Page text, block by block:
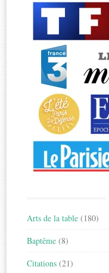
Arts de la table (180)
Baptême (8)
Citations (21)